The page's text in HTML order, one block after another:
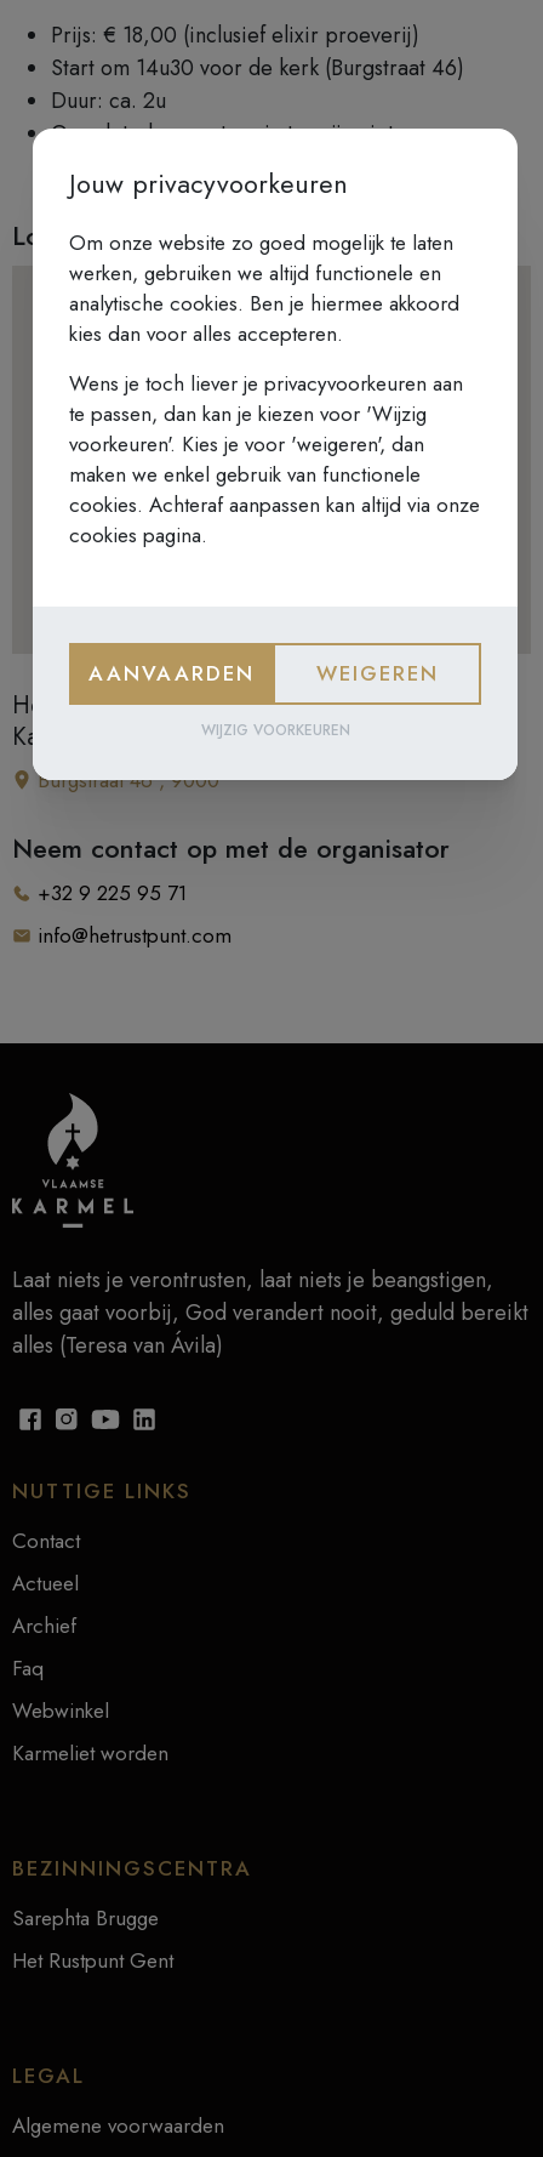
Prijs: € 18,00 (inclusief elixir proeverij)
Start om 14u30 voor de kerk (Burgstraat 46)
Duur: ca. 2u
Opgelet: de meeste ruimtes zijn niet
Locatie
Het Rustpunt | Samenkomst aan de
Karmelietenkerk
Burgstraat 46 , 9000
Neem contact op met de organisator
+32 9 225 95 71
info@hetrustpunt.com
Laat niets je verontrusten, laat niets je beangstigen,
alles gaat voorbij, God verandert nooit, geduld bereikt
alles (Teresa van Ávila)
NUTTIGE LINKS
Contact
Actueel
Archief
Faq
Webwinkel
Karmeliet worden
BEZINNINGSCENTRA
Sarephta Brugge
Het Rustpunt Gent
LEGAL
Algemene voorwaarden
Jouw privacyvoorkeuren
Om onze website zo goed mogelijk te laten
werken, gebruiken we altijd functionele en
analytische cookies. Ben je hiermee akkoord
kies dan voor alles accepteren.
Wens je toch liever je privacyvoorkeuren aan
te passen, dan kan je kiezen voor 'Wijzig
voorkeuren'. Kies je voor 'weigeren', dan
maken we enkel gebruik van functionele
cookies. Achteraf aanpassen kan altijd via onze
cookies pagina.
AANVAARDEN WEIGEREN
WIJZIG VOORKEUREN